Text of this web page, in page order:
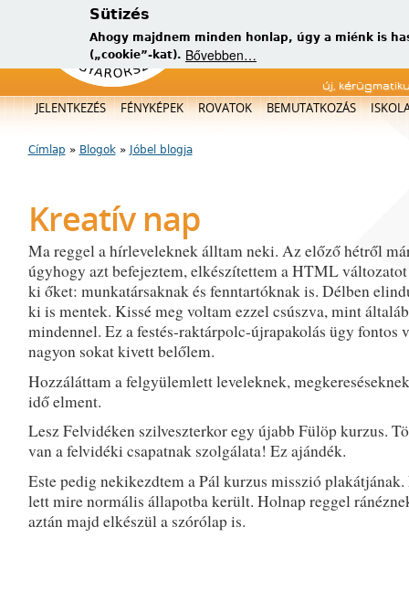
Sütizés
Ahogy majdnem minden honlap, úgy a miénk is
(„cookie”-kat). Bővebben…
új,
Főmenü
JELENTKEZÉS FÉNYKÉPEK ROVATOK BEMUTATKOZÁS
Jelenlegi hely
Címlap » Blogok» Jóbel blogja
Kreatív nap
Ma reggel a hírleveleknek álltam neki. Az előző hétről
úgyhogy azt befejeztem, elkészítettem a HTML
ki őket: munkatársaknak és fenntartóknak is. Délben
ki is mentek. Kissé meg voltam ezzel csúszva, mint
mindennel. Ez a festés-raktárpolc-újrapakolás ügy fontos
nagyon sokat kivett belőlem.
Hozzáláttam a felgyülemlett leveleknek,
idő elment.
Lesz Felvidéken szilveszterkor egy újabb Fülöp kurzus.
van a felvidéki csapatnak szolgálata! Ez ajándék.
Este pedig nekikezdtem a Pál kurzus misszió
lett mire normális állapotba került. Holnap reggel
aztán majd elkészül a szórólap is.